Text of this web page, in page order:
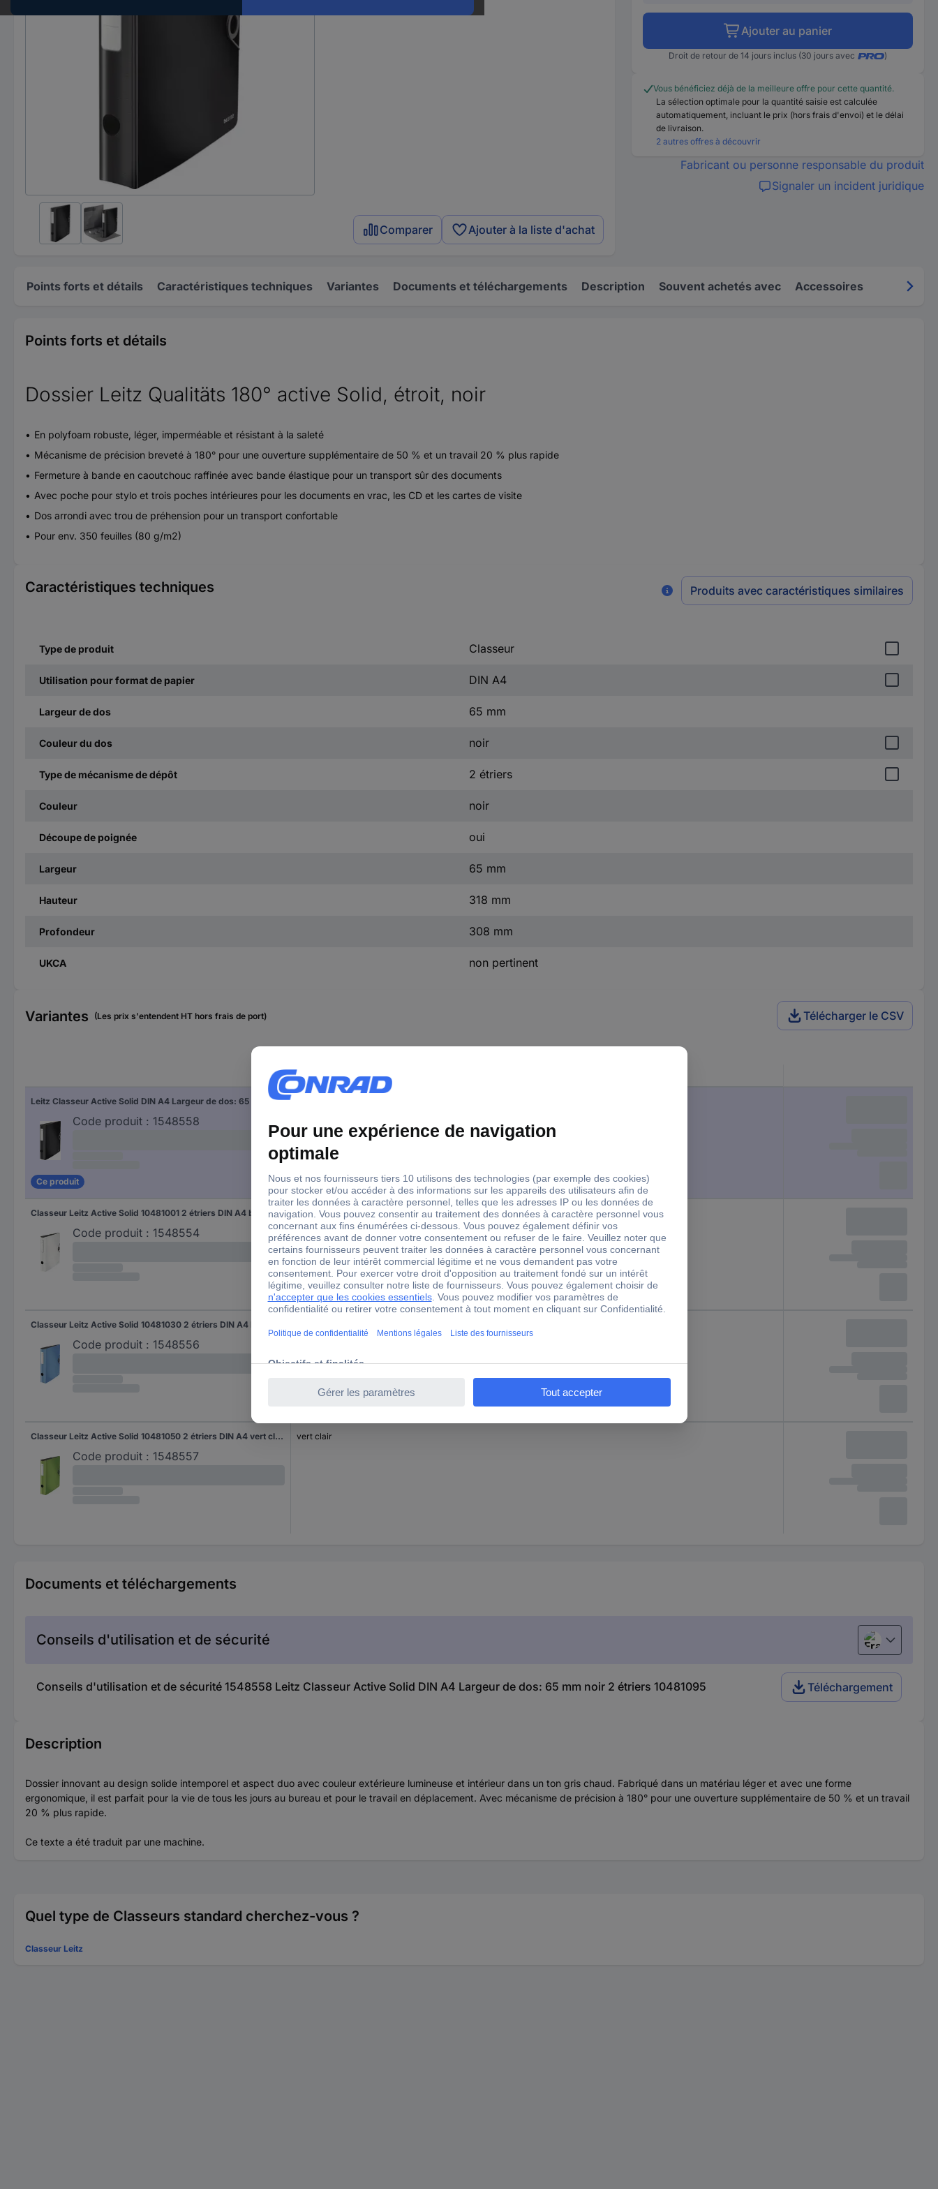
Comparer Ajouter à la liste d'achat
Ajouter au panier
Droit de retour de 14 jours inclus (30 jours avec )
Vous bénéficiez déjà de la meilleure offre pour cette quantité.
La sélection optimale pour la quantité saisie est calculée
automatiquement, incluant le prix (hors frais d'envoi) et le délai
de livraison.
2 autres offres à découvrir
Fabricant ou personne responsable du produit
Signaler un incident juridique
Points forts et détails Caractéristiques techniques Variantes Documents et téléchargements Description Souvent achetés avec Accessoires
Points forts et détails
Dossier Leitz Qualitäts 180° active Solid, étroit, noir
En polyfoam robuste, léger, imperméable et résistant à la saleté
Mécanisme de précision breveté à 180° pour une ouverture supplémentaire de 50 % et un travail 20 % plus rapide
Fermeture à bande en caoutchouc raffinée avec bande élastique pour un transport sûr des documents
Avec poche pour stylo et trois poches intérieures pour les documents en vrac, les CD et les cartes de visite
Dos arrondi avec trou de préhension pour un transport confortable
Pour env. 350 feuilles (80 g/m2)
Caractéristiques techniques Produits avec caractéristiques similaires
Type de produit Classeur
Utilisation pour format de papier DIN A4
Largeur de dos 65 mm
Couleur du dos noir
Type de mécanisme de dépôt 2 étriers
Couleur noir
Découpe de poignée oui
Largeur 65 mm
Hauteur 318 mm
Profondeur 308 mm
UKCA non pertinent
Variantes (Les prix s'entendent HT hors frais de port) Télécharger le CSV
Couleur du dos
Leitz Classeur Active Solid DIN A4 Largeur de dos: 65 mm noir 2 étriers 10481095
Code produit : 1548558
Ce produit
Classeur Leitz Active Solid 10481001 2 étriers DIN A4 blanc
Code produit : 1548554
blanc
Code produit : 1548556
Classeur Leitz Active Solid 10481050 2 étriers DIN A4 vert clair
Code produit : 1548557
vert clair
Documents et téléchargements
Conseils d'utilisation et de sécurité Français
Conseils d'utilisation et de sécurité 1548558 Leitz Classeur Active Solid DIN A4 Largeur de dos: 65 mm noir 2 étriers 10481095 Téléchargement
Description
Dossier innovant au design solide intemporel et aspect duo avec couleur extérieure lumineuse et intérieur dans un ton gris chaud. Fabriqué dans un matériau léger et avec une forme
ergonomique, il est parfait pour la vie de tous les jours au bureau et pour le travail en déplacement. Avec mécanisme de précision à 180° pour une ouverture supplémentaire de 50 % et un travail
20 % plus rapide.
Ce texte a été traduit par une machine.
Quel type de Classeurs standard cherchez-vous ?
Classeur Leitz